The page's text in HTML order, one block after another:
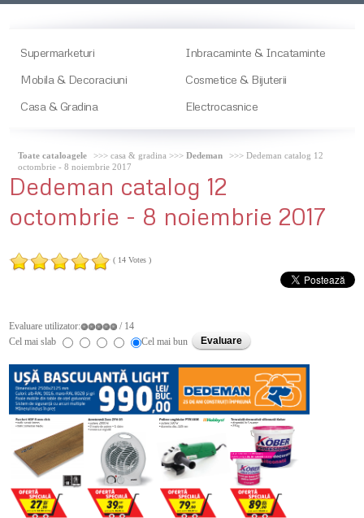
Supermarketuri
Inbracaminte & Incataminte
Mobila & Decoraciuni
Cosmetice & Bijuterii
Casa & Gradina
Electrocasnice
Toate cataloagele >>> casa & gradina >>>Dedeman
>>> Dedeman catalog 12
octombrie - 8 noiembrie 2017
Dedeman catalog 12
octombrie - 8 noiembrie 2017
( 14 Votes )
Evaluare utilizator:
/ 14
Cel mai slab
Cel mai bun